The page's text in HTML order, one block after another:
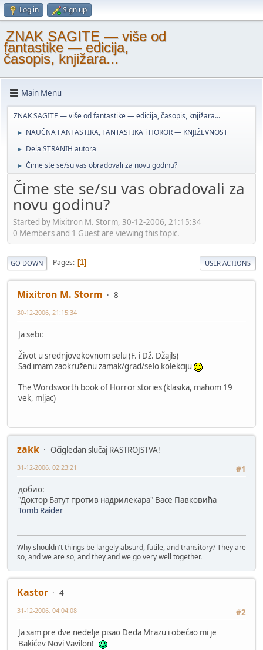
Log in Sign up
ZNAK SAGITE — više od
fantastike — edicija,
časopis, knjižara...
Main Menu
ZNAK SAGITE — više od fantastike — edicija, časopis, knjižara...
► NAUČNA FANTASTIKA, FANTASTIKA i HOROR — KNJIŽEVNOST
► Dela STRANIH autora
► Čime ste se/su vas obradovali za novu godinu?
Čime ste se/su vas obradovali za
novu godinu?
Started by Mixitron M. Storm, 30-12-2006, 21:15:34
0 Members and 1 Guest are viewing this topic.
GO DOWN Pages 1 USER ACTIONS
Mixitron M. Storm 8
30-12-2006, 21:15:34
Ja sebi:
Život u srednjovekovnom selu (F. i Dž. Džajls)
Sad imam zaokruženu zamak/grad/selo kolekciju
The Wordsworth book of Horror stories (klasika, mahom 19
vek, mljac)
zakk
Očigledan slučaj RASTROJSTVA!
#1
31-12-2006, 02:23:21
добио:
"Доктор Батут против надрилекара" Васе Павковића
Tomb Raider
Why shouldn't things be largely absurd, futile, and transitory? They are
so, and we are so, and they and we go very well together.
Kastor
4
#2
31-12-2006, 04:04:08
Ja sam pre dve nedelje pisao Deda Mrazu i obećao mi je
Bakićev Novi Vavilon!